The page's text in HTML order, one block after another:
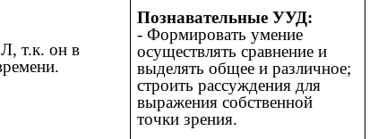
т.к. он в
Познавательные УУД:
- Формировать умение
осуществлять сравнение и
выделять общее и различное;
строить рассуждения для
выражения собственной
точки зрения.